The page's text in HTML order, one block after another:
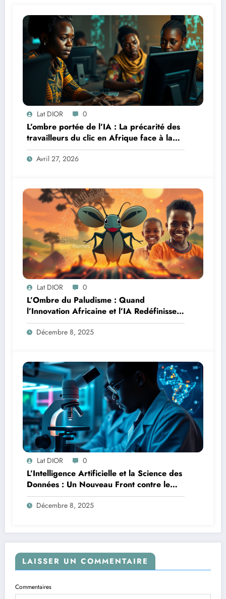
Lat DIOR 0
L’ombre portée de l’IA : La précarité des
travailleurs du clic en Afrique face à la
révolution numérique
Avril 27, 2026
Lat DIOR 0
L’Ombre du Paludisme : Quand
l’Innovation Africaine et l’IA Redéfinissent
la Lutte
Décembre 8, 2025
Lat DIOR 0
L’Intelligence Artificielle et la Science des
Données : Un Nouveau Front contre le
Paludisme en Afrique
Décembre 8, 2025
LAISSER UN COMMENTAIRE
Commentaires